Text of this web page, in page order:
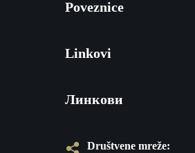
Poveznice
Linkovi
Линкови
Društvene mreže: